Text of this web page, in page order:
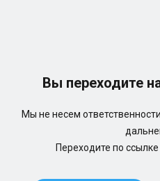
Вы переходите
Мы не несем
Переходите по ссылке